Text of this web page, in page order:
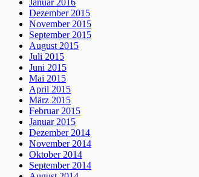
Dezember 2015
November 2015
September 2015
August 2015
Juli 2015
Juni 2015
Mai 2015
April 2015
März 2015
Februar 2015
Januar 2015
Dezember 2014
November 2014
Oktober 2014
September 2014